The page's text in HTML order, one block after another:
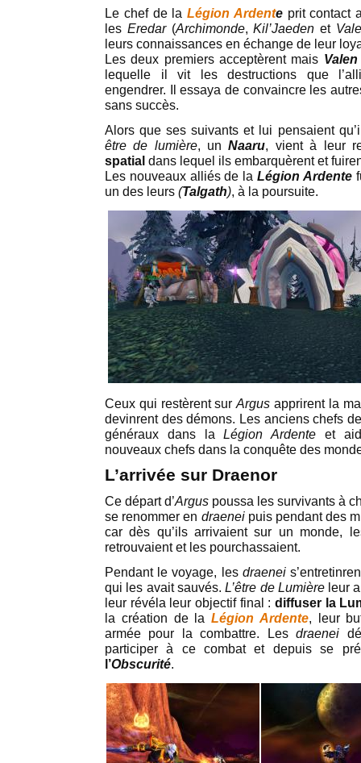
Le chef de la Légion Ardenteprit contact
les Eredar (Archimonde, Kil’Jaeden et
leurs connaissances en échange de leur
Les deux premiers acceptèrent mais
lequelle il vit les destructions que
engendrer. Il essaya de convaincre les
sans succès.
Alors que ses suivants et lui pensaient
être de lumière, unNaaru, vient à leur
spatial dans lequel ils embarquèrent et
Les nouveaux alliés de laLégion Ardente
un des leurs (Talgath), à la poursuite.
Ceux qui restèrent surArgusapprirent la
devinrent des démons. Les anciens chefs
généraux dans laLégion Ardente et
nouveaux chefs dans la conquête des
L’arrivée sur Draenor
Ce départ d’Argus poussa les survivants à
se renommer en draeneipuis pendant des
car dès qu’ils arrivaient sur un monde,
retrouvaient et les pourchassaient.
Pendant le voyage, les draenei
qui les avait sauvés.L’être de Lumièreleur
leur révéla leur objectif final : diffuser la
la création de la Légion Ardente, leur
armée pour la combattre. Lesdraenei
participer à ce combat et depuis se
l’Obscurité.